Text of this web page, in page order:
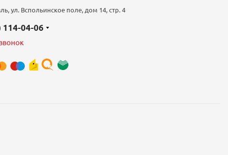
ул. Вспольинское поле, дом 14, стр. 4
114-04-06